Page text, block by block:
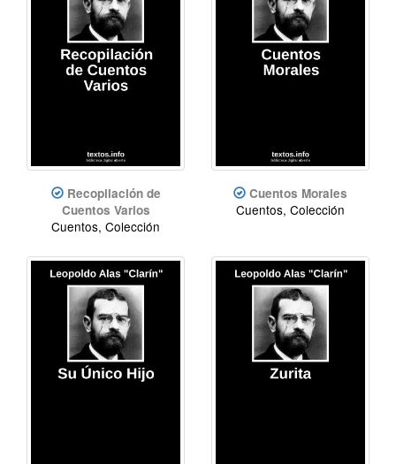
Recopilación de
Cuentos Varios
Cuentos, Colección
Cuentos Morales
Cuentos, Colección